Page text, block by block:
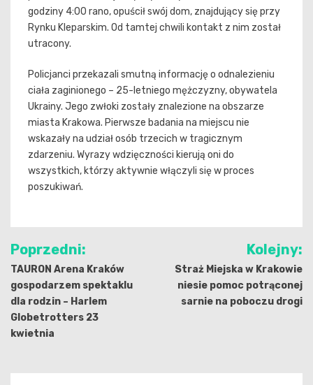
godziny 4:00 rano, opuścił swój dom, znajdujący się przy
Rynku Kleparskim. Od tamtej chwili kontakt z nim został
utracony.
Policjanci przekazali smutną informację o odnalezieniu
ciała zaginionego – 25-letniego mężczyzny, obywatela
Ukrainy. Jego zwłoki zostały znalezione na obszarze
miasta Krakowa. Pierwsze badania na miejscu nie
wskazały na udział osób trzecich w tragicznym
zdarzeniu. Wyrazy wdzięczności kierują oni do
wszystkich, którzy aktywnie włączyli się w proces
poszukiwań.
Nawigacja
wpisu
Poprzedni:
TAURON Arena Kraków
gospodarzem spektaklu
dla rodzin – Harlem
Globetrotters 23
kwietnia
Kolejny:
Straż Miejska w Krakowie
niesie pomoc potrąconej
sarnie na poboczu drogi